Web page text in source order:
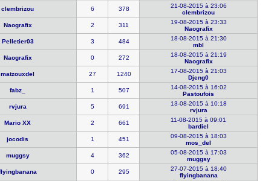
clembrizou
6 378
21-08-2015 à 23:06
clembrizou
Naografix
2 311
19-08-2015 à 23:33
Naografix
Pelletier0​3
3 484
18-08-2015 à 21:30
mbl
Naografix
0 272
18-08-2015 à 21:19
Naografix
matzouxdel
27 1240
17-08-2015 à 21:03
Djeng0
fabz_
1 507
14-08-2015 à 16:02
Pastoufois
rvjura
5 691
13-08-2015 à 10:18
rvjura
Mario XX
2 661
11-08-2015 à 09:01
bardiel
jocodis
1 451
09-08-2015 à 18:03
mos_del
muggsy
4 362
05-08-2015 à 17:03
muggsy
0 295
27-07-2015 à 18:40
flyingbana​na